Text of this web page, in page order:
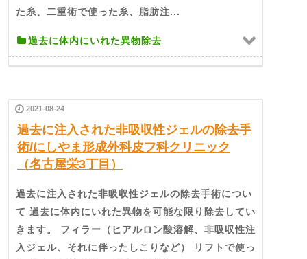
た糸、二重術で使った糸、脂肪注...
過去に体内にいれた異物除去
2021-08-24
過去に注入された非吸収性ジェルの除去手
術/にしやま形成外科皮フ科クリニック
（名古屋栄3丁目）
過去に注入された非吸収性ジェルの除去手術につい
て 過去に体内にいれた異物を可能な限り除去してい
きます。 フィラー（ヒアルロン酸溶解、非吸収性注
入ジェル、それに伴ったしこりなど） リフトで使っ